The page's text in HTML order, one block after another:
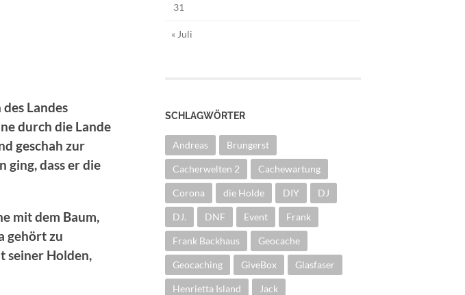
Landes
durch die Lande
geschah zur
ging, dass er die
mit dem Baum,
gehört zu
seiner Holden,
31
« Juli
SCHLAGWÖRTER
Andreas Brungerst
Cacherwelten 2 Cachewartung
Corona die Holde DIY DJ
DJ. DNF Event Frank
Frank Backhaus Geocache
Geocaching GiveBox Glasfaser
Henrietta Island Jack